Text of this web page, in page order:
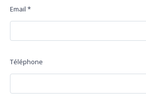
Email *
Téléphone